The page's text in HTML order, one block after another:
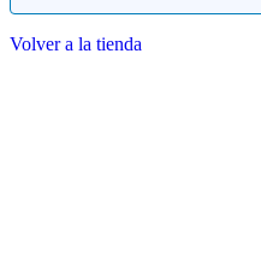
Volver a la tienda